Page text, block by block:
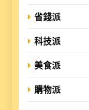
省錢派
科技派
美食派
購物派